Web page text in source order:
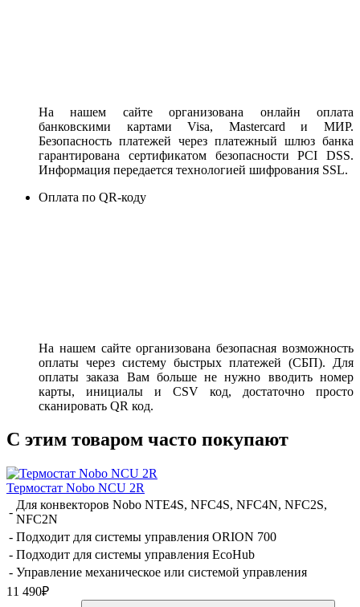
На нашем сайте организована онлайн оплата
банковскими картами Visa, Mastercard и МИР.
Безопасность платежей через платежный шлюз банка
гарантирована сертификатом безопасности PCI DSS.
Информация передается технологией шифрования SSL.
Оплата по QR-коду
На нашем сайте организована безопасная возможность
оплаты через систему быстрых платежей (СБП). Для
оплаты заказа Вам больше не нужно вводить номер
карты, инициалы и CSV код, достаточно просто
сканировать QR код.
C этим товаром часто покупают
Термостат Nobo NCU 2R
-
Для конвекторов Nobo NTE4S, NFC4S, NFC4N, NFC2S,
NFC2N
- Подходит для системы управления ORION 700
- Подходит для системы управления EcoHub
- Управление механическое или системой управления
11 490₽